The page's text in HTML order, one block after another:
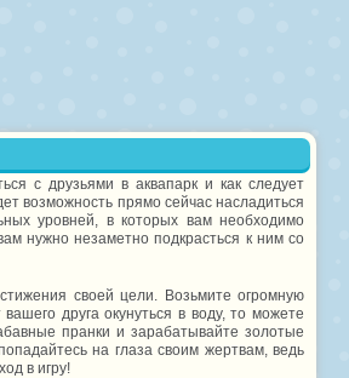
с друзьями в аквапарк и как следует
возможность прямо сейчас насладиться
уровней, в которых вам необходимо
нужно незаметно подкрасться к ним со
своей цели. Возьмите огромную
друга окунуться в воду, то можете
пранки и зарабатывайте золотые
на глаза своим жертвам, ведь
в игру!